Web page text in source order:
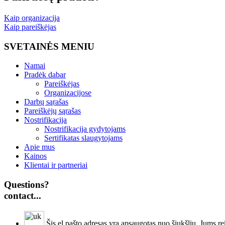
Kaip organizacija
Kaip pareiškėjas
SVETAINĖS MENIU
Namai
Pradėk dabar
Pareiškėjas
Organizacijose
Darbų sąrašas
Pareiškėjų sąrašas
Nostrifikacija
Nostrifikacija gydytojams
Sertifikatas slaugytojams
Apie mus
Kainos
Klientai ir partneriai
Questions?
contact...
Šis el.pašto adresas yra apsaugotas nuo šiukšlių. Jums